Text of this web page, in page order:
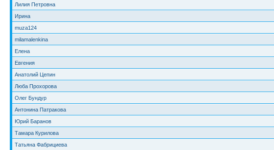
Лилия Петровна
Ирина
muza124
milamalenkina
Елена
Евгения
Анатолий Цепин
Люба Прохорова
Олег Бундур
Антонина Патракова
Юрий Баранов
Тамара Курилова
Татьяна Фабрициева